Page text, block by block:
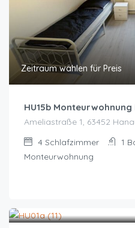
Zeitraum wählen für Preis
HU15b Monteurwohnung
Ameliastraße 1, 63452
4 Schlafzimmer 1
Monteurwohnung